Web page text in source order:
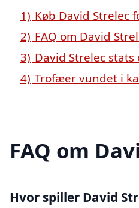
1) Køb David Strelec
2) FAQ om David
3) David Strelec
4) Trofæer vundet i
FAQ om
Hvor spiller David